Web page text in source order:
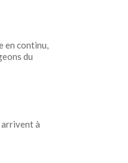
en continu,
du
arrivent à